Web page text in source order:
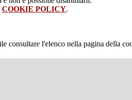
COOKIE POLICY.
consultare l'elenco nella pagina della